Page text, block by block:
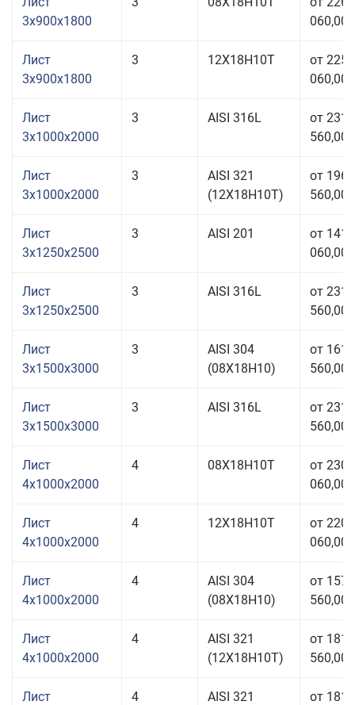
3x900x1800
060,00
Лист
3x900x1800
3 12Х18Н10Т
от 225
060,00
Лист
3x1000x2000
3 AISI 316L
от 231
560,00
Лист
3x1000x2000
3
AISI 321
(12Х18Н10Т)
от 196
560,00
Лист
3x1250x2500
3 AISI 201
от 141
060,00
Лист
3x1250x2500
3 AISI 316L
от 231
560,00
Лист
3x1500x3000
3
AISI 304
(08Х18Н10)
от 161
560,00
Лист
3x1500x3000
3 AISI 316L
от 231
560,00
Лист
4x1000x2000
4 08Х18Н10Т
от 230
060,00
Лист
4x1000x2000
4 12Х18Н10Т
от 220
060,00
Лист
4x1000x2000
4
AISI 304
(08Х18Н10)
от 157
560,00
Лист
4x1000x2000
4
AISI 321
(12Х18Н10Т)
от 181
560,00
Лист
4
AISI 321
от 181